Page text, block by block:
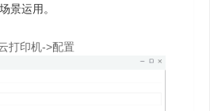
景运用。
打印机->配置